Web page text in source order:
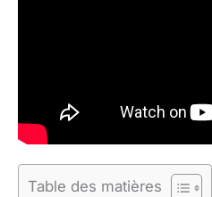
Table des matières